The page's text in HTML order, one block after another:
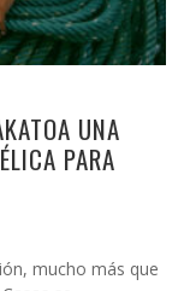
UNA
PARA
mucho más que